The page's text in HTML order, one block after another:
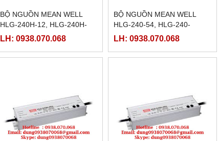
BỘ NGUỒN MEAN WELL
HLG-240H-12, HLG-240H-
12A,HLG-240H-12B,HLG-
LH: 0938.070.068
BỘ NGUỒN MEAN WELL
HLG-240-54, HLG-240-
54A,HLG-240-54B,HLG-240-
LH: 0938.070.068